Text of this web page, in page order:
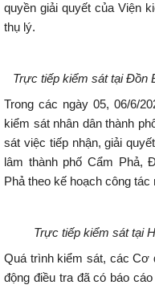
quyền giải quyết của Viện
thụ lý.
Trực tiếp kiểm sát tại Đồn
Trong các ngày 05, 06/6/
kiểm sát nhân dân thành
sát việc tiếp nhận, giải
lâm thành phố Cẩm Phả,
Phả theo kế hoạch công tác
Trực tiếp kiểm sát tại
Quá trình kiểm sát, các Cơ
động điều tra đã có báo